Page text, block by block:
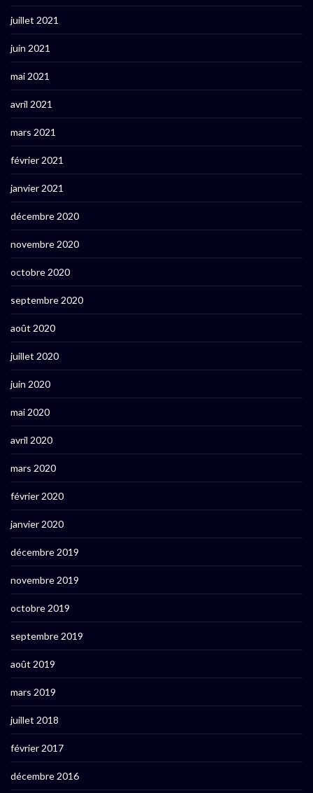
juillet 2021
juin 2021
mai 2021
avril 2021
mars 2021
février 2021
janvier 2021
décembre 2020
novembre 2020
octobre 2020
septembre 2020
août 2020
juillet 2020
juin 2020
mai 2020
avril 2020
mars 2020
février 2020
janvier 2020
décembre 2019
novembre 2019
octobre 2019
septembre 2019
août 2019
mars 2019
juillet 2018
février 2017
décembre 2016